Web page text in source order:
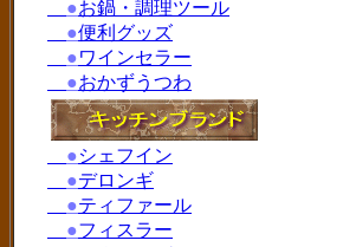
●お鍋・調理ツール
●便利グッズ
●ワインセラー
●おかずうつわ
●シェフイン
●デロンギ
●ティファール
●フィスラー